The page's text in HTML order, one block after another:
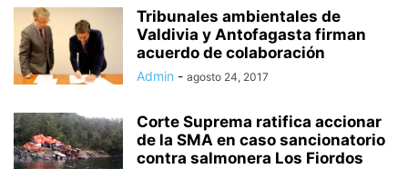
Tribunales ambientales de
Valdivia y Antofagasta firman
acuerdo de colaboración
Admin - agosto 24, 2017
Corte Suprema ratifica accionar
de la SMA en caso sancionatorio
contra salmonera Los Fiordos